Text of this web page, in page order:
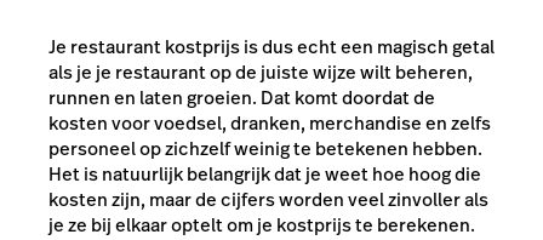
Je restaurant kostprijs is dus echt een magisch getal
als je je restaurant op de juiste wijze wilt beheren,
runnen en laten groeien. Dat komt doordat de
kosten voor voedsel, dranken, merchandise en zelfs
personeel op zichzelf weinig te betekenen hebben.
Het is natuurlijk belangrijk dat je weet hoe hoog die
kosten zijn, maar de cijfers worden veel zinvoller als
je ze bij elkaar optelt om je kostprijs te berekenen.